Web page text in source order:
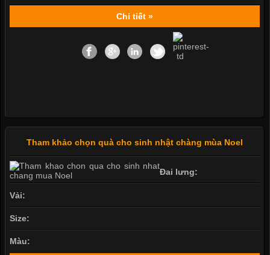
Chi tiết »
Tham khảo chọn quà cho sinh nhật chàng mùa Noel
Đai lưng:
Vải:
Size:
Màu: